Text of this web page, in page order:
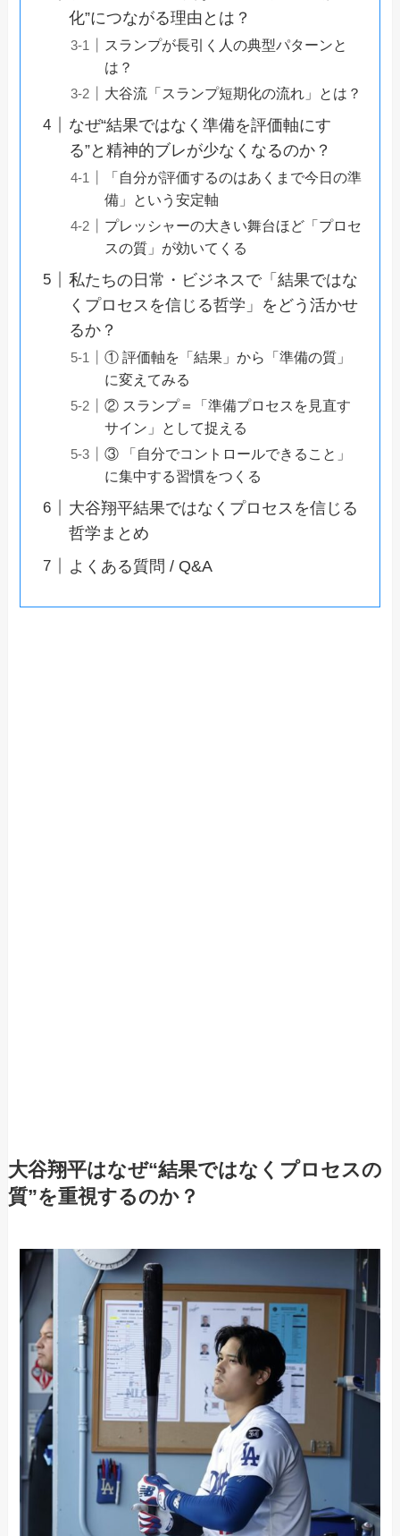
化”につながる理由とは？
スランプが長引く人の典型パターンと
は？
大谷流「スランプ短期化の流れ」とは？
なぜ“結果ではなく準備を評価軸にす
る”と精神的ブレが少なくなるのか？
「自分が評価するのはあくまで今日の準
備」という安定軸
プレッシャーの大きい舞台ほど「プロセ
スの質」が効いてくる
私たちの日常・ビジネスで「結果ではな
くプロセスを信じる哲学」をどう活かせ
るか？
① 評価軸を「結果」から「準備の質」
に変えてみる
② スランプ＝「準備プロセスを見直す
サイン」として捉える
③ 「自分でコントロールできること」
に集中する習慣をつくる
大谷翔平結果ではなくプロセスを信じる
哲学まとめ
よくある質問 / Q&A
大谷翔平はなぜ“結果ではなくプロセスの
質”を重視するのか？